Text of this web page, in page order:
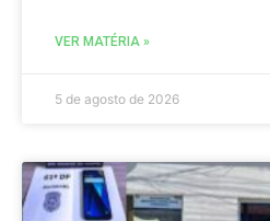
VER MATÉRIA »
5 de agosto de 2026